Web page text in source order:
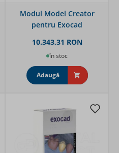
Modul Model Creator
pentru Exocad
10.343,31 RON
în stoc
Adaugă